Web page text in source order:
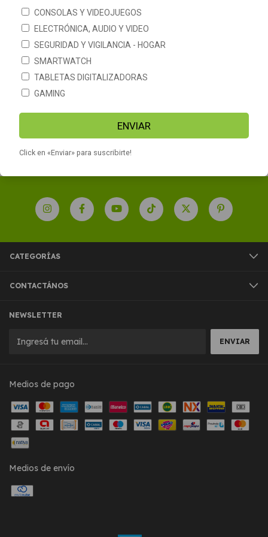
conexion tipo C 4k Netmak
$39.490
CATEGORÍAS
CONTACTÁNOS
NEWSLETTER
Medios de pago
Medios de envío
CONSOLAS Y VIDEOJUEGOS
ELECTRÓNICA, AUDIO Y VIDEO
SEGURIDAD Y VIGILANCIA - HOGAR
SMARTWATCH
TABLETAS DIGITALIZADORAS
GAMING
ENVIAR
Click en «Enviar» para suscribirte!